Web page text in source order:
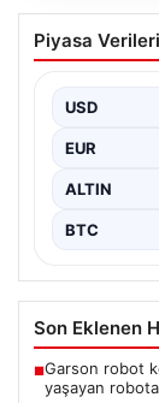
Kelebek
İletişimin
Sanal
Günümüzde…
Piyasa Verileri
USD
EUR
ALTIN
BTC
Son Eklenen
■Garson robot
yaşayan